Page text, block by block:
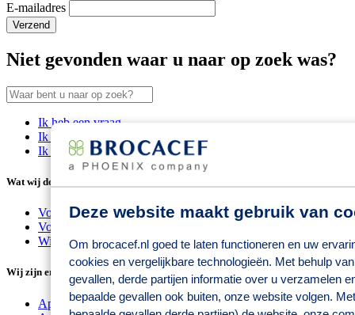
Deze website maakt gebruik van
Om brocacef.nl goed te laten functioneren en uw
cookies en vergelijkbare technologieën. Met behulp
gevallen, derde partijen informatie over u verzamelen
bepaalde gevallen ook buiten, onze website volgen.
E-mailadres
Niet gevonden waar u naar op zoek was?
Ik heb een vraag
Ik heb een probleem
Ik zoek een baan
Wat wij doen
Voor consumenten
Voor zorgprofessionals
Wij zorgen voor
Wij zijn er voor
Apothekers